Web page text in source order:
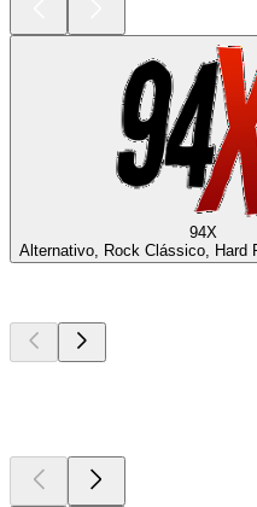
94X
Alternativo, Rock Clássico, Hard